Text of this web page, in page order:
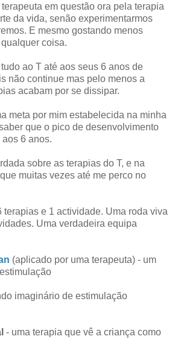
em questão ora pela terapia
da vida, senão experimentarmos
E mesmo gostando menos
coisa.
ao T até aos seus 6 anos de
não continue mas pelo menos a
acabam por se dissipar.
meta por mim estabelecida na minha
que o pico de desenvolvimento
6 anos.
sobre as terapias do T, e na
muitas vezes até me perco no
terapias e 1 actividade. Uma roda viva
Uma verdadeira equipa
(aplicado por uma terapeuta) - um
imaginário de estimulação
- uma terapia que vê a criança como